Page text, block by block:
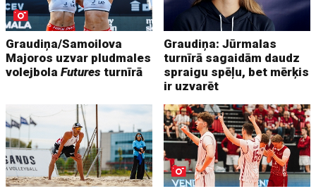
Graudiņa/Samoilova
Majoros uzvar pludmales
volejbolaFutures turnīrā
Graudiņa: Jūrmalas
turnīrā sagaidām daudz
spraigu spēļu, bet mērķis
ir uzvarēt